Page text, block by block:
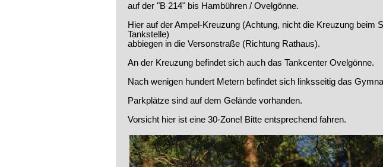
auf der "B 214" bis Hambühren / Ovelgönne.
Hier auf der Ampel-Kreuzung (Achtung, nicht die Kreuzung beim
Tankstelle)
abbiegen in die Versonstraße (Richtung Rathaus).
An der Kreuzung befindet sich auch das Tankcenter Ovelgönne.
Nach wenigen hundert Metern befindet sich linksseitig das
Parkplätze sind auf dem Gelände vorhanden.
Vorsicht hier ist eine 30-Zone! Bitte entsprechend fahren.